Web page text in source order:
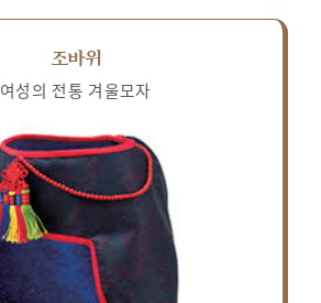
조바위
여성의 전통 겨울모자